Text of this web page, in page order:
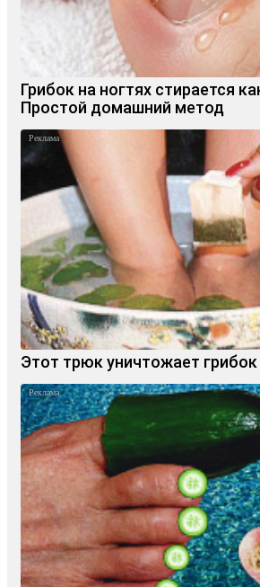
Грибок на ногтях стирается
Простой домашний метод
Этот трюк уничтожает грибок